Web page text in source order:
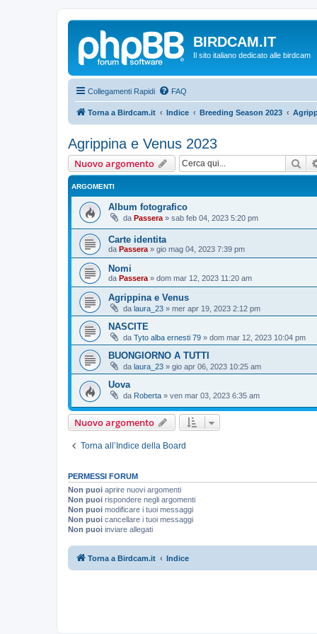
BIRDCAM.IT
Il sito italiano dedicato alle birdcam
Collegamenti Rapidi FAQ
Torna a Birdcam.it Indice Breeding Season 2023
Agrippina e Venus 2023
Nuovo argomento
ARGOMENTI
Album fotografico
da Passera » sab feb 04, 2023 5:20 pm
Carte identita
da Passera » gio mag 04, 2023 7:39 pm
Nomi
da Passera » dom mar 12, 2023 11:20 am
Agrippina e Venus
da laura_23 » mer apr 19, 2023 2:12 pm
NASCITE
da Tyto alba ernesti 79 » dom mar 12, 2023 10:04 pm
BUONGIORNO A TUTTI
da laura_23 » gio apr 06, 2023 10:25 am
Uova
da Roberta » ven mar 03, 2023 6:35 am
Nuovo argomento
Torna all’Indice della Board
PERMESSI FORUM
Non puoi aprire nuovi argomenti
Non puoi rispondere negli argomenti
Non puoi modificare i tuoi messaggi
Non puoi cancellare i tuoi messaggi
Non puoi inviare allegati
Torna a Birdcam.it Indice